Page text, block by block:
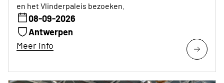
en het Vlinderpaleis bezoeken.
08-09-2026
Antwerpen
Meer info